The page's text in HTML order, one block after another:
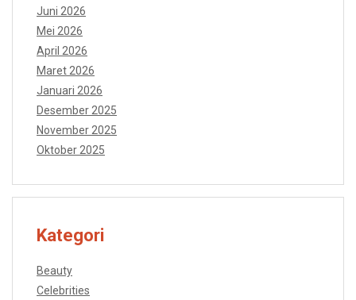
Juni 2026
Mei 2026
April 2026
Maret 2026
Januari 2026
Desember 2025
November 2025
Oktober 2025
Kategori
Beauty
Celebrities